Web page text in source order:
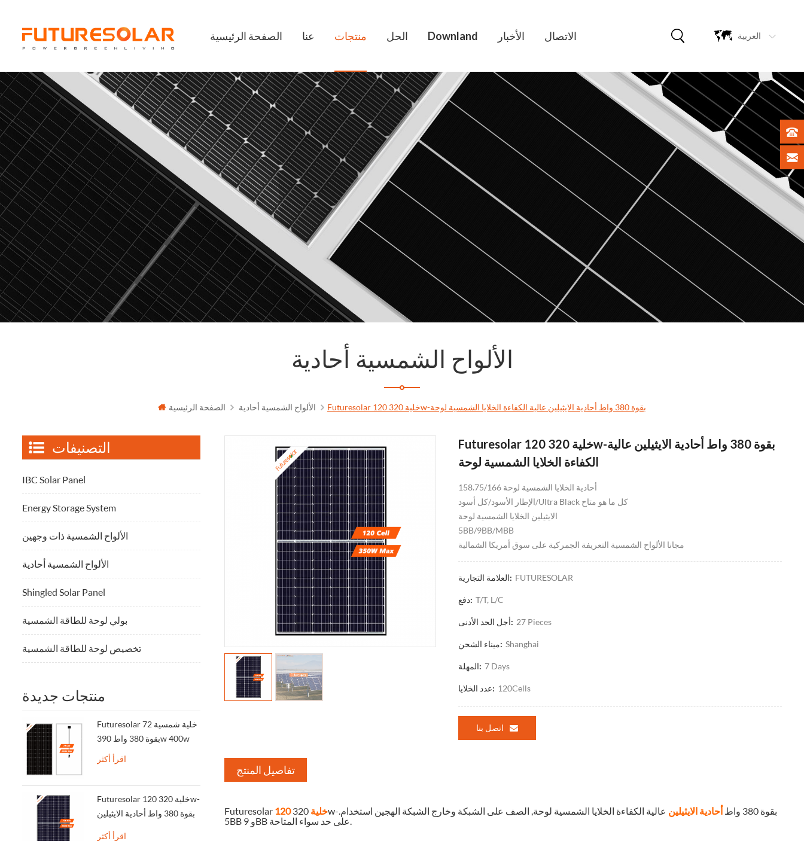
العربية الصفحة الرئيسية عنا منتجات الحل Downland الأخبار الاتصال
الألواح الشمسية أحادية
الصفحة الرئيسية الألواح الشمسية أحادية Futuresolar 120 خلية 320w-بقوة 380 واط أحادية الايثيلين عالية الكفاءة الخلايا الشمسية لوحة
Futuresolar 120 خلية 320w-بقوة 380 واط أحادية الايثيلين عالية
الكفاءة الخلايا الشمسية لوحة
158.75/166 أحادية الخلايا الشمسية لوحة
الإطار الأسود/كل أسود/Ultra Black كل ما هو متاح
الايثيلين الخلايا الشمسية لوحة
5BB/9BB/MBB
مجانا الألواح الشمسية التعريفة الجمركية على سوق أمريكا الشمالية
العلامة التجارية: FUTURESOLAR
دفع: T/T, L/C
أجل الحد الأدنى: 27 Pieces
ميناء الشحن: Shanghai
المهلة: 7 Days
عدد الخلايا: 120Cells
اتصل بنا
تفاصيل المنتج
Futuresolar 120 خلية 320w-بقوة 380 واط أحادية الايثيلين عالية الكفاءة الخلايا الشمسية لوحة, الصف على الشبكة وخارج الشبكة الهجين استخدام.
التصنيفات
IBC Solar Panel
Energy Storage System
الألواح الشمسية ذات وجهين
الألواح الشمسية أحادية
Shingled Solar Panel
بولي لوحة للطاقة الشمسية
تخصيص لوحة للطاقة الشمسية
منتجات جديدة
Futuresolar 72 خلية شمسية
بقوة 380 واط 390w 400w
اقرأ أكثر
Futuresolar 120 خلية 320w-
بقوة 380 واط أحادية الايثيلين
اقرأ أكثر